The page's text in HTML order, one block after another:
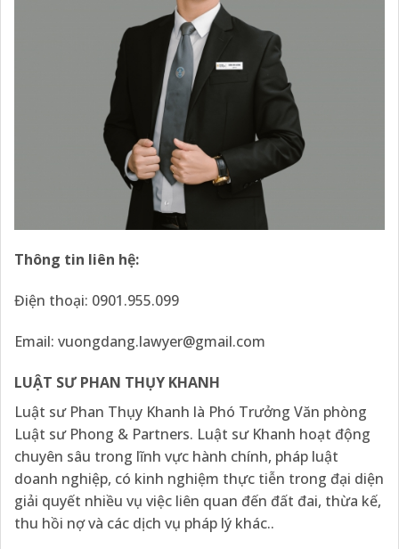
Thông tin liên hệ:
Điện thoại: 0901.955.099
Email: vuongdang.lawyer@gmail.com
LUẬT SƯ PHAN THỤY KHANH
Luật sư Phan Thụy Khanh là Phó Trưởng Văn phòng
Luật sư Phong & Partners. Luật sư Khanh hoạt động
chuyên sâu trong lĩnh vực hành chính, pháp luật
doanh nghiệp, có kinh nghiệm thực tiễn trong đại diện
giải quyết nhiều vụ việc liên quan đến đất đai, thừa kế,
thu hồi nợ và các dịch vụ pháp lý khác..